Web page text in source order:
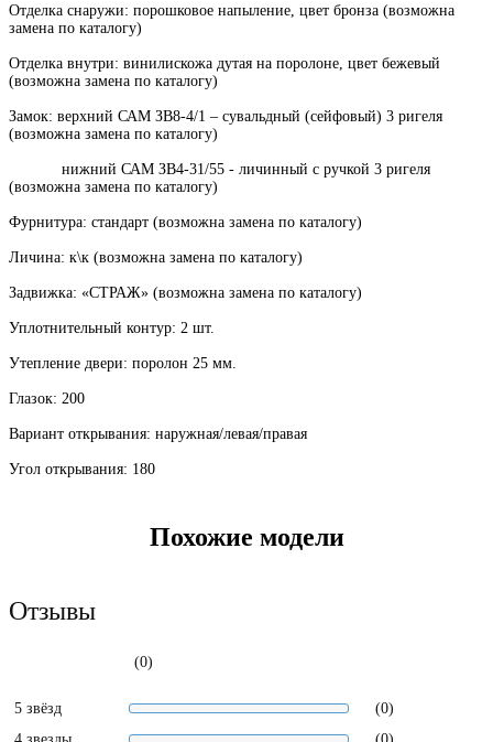
Отделка снаружи: порошковое напыление, цвет бронза (возможна
замена по каталогу)
Отделка внутри: винилискожа дутая на поролоне, цвет бежевый
(возможна замена по каталогу)
Замок: верхний САМ ЗВ8-4/1 – сувальдный (сейфовый) 3 ригеля
(возможна замена по каталогу)
нижний САМ ЗВ4-31/55 - личинный с ручкой 3 ригеля
(возможна замена по каталогу)
Фурнитура: стандарт (возможна замена по каталогу)
Личина: к\к (возможна замена по каталогу)
Задвижка: «СТРАЖ» (возможна замена по каталогу)
Уплотнительный контур: 2 шт.
Утепление двери: поролон 25 мм.
Глазок: 200
Вариант открывания: наружная/левая/правая
Угол открывания: 180
Похожие модели
Отзывы
(0)
5 звёзд
(0)